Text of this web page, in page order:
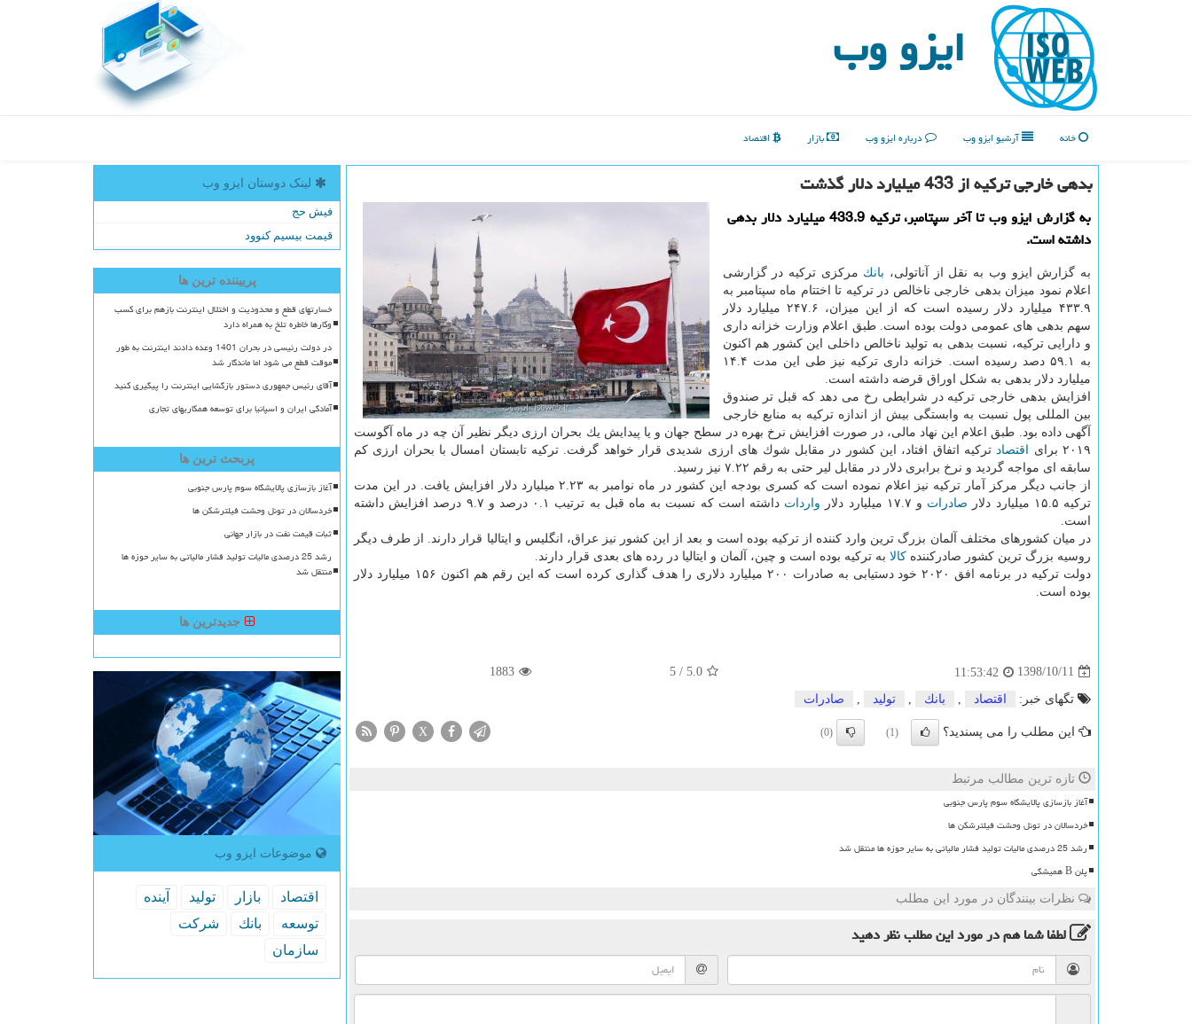
ایزو وب
خانه آرشیو ایزو وب درباره ایزو وب بازار اقتصاد
بدهی خارجی تركیه از 433 میلیارد دلار گذشت
به گزارش ایزو وب تا آخر سپتامبر، تركیه 433.9 میلیارد دلار بدهی
داشته است.
به گزارش ایزو وب به نقل از آناتولی، بانك مركزی تركیه در گزارشی
اعلام نمود میزان بدهی خارجی ناخالص در تركیه تا اختتام ماه سپتامبر به
۴۳۳.۹ میلیارد دلار رسیده است كه از این میزان، ۲۴۷.۶ میلیارد دلار
سهم بدهی های عمومی دولت بوده است. طبق اعلام وزارت خزانه داری
و دارایی تركیه، نسبت بدهی به تولید ناخالص داخلی این كشور هم اكنون
به ۵۹.۱ دصد رسیده است. خزانه داری تركیه نیز طی این مدت ۱۴.۴
میلیارد دلار بدهی به شكل اوراق قرضه داشته است.
افزایش بدهی خارجی تركیه در شرایطی رخ می دهد كه قبل تر صندوق
بین المللی پول نسبت به وابستگی بیش از اندازه تركیه به منابع خارجی
آگهی داده بود. طبق اعلام این نهاد مالی، در صورت افزایش نرخ بهره در سطح جهان و یا پیدایش یك بحران ارزی دیگر نظیر آن چه در ماه آگوست
۲۰۱۹ برای
اقتصادتركیه اتفاق افتاد، این كشور در مقابل شوك های ارزی شدیدی قرار خواهد گرفت. تركیه تابستان امسال با بحران ارزی كم
سابقه ای مواجه گردید و نرخ برابری دلار در مقابل لیر حتی به رقم ۷.۲۲ نیز رسید.
از جانب دیگر مركز آمار تركیه نیز اعلام نموده است كه كسری بودجه این كشور در ماه نوامبر به ۲.۲۳ میلیارد دلار افزایش یافت. در این مدت
تركیه ۱۵.۵ میلیارد دلار
صادرات و ۱۷.۷ میلیارد دلار واردات
داشته است كه نسبت به ماه قبل به ترتیب ۰.۱ درصد و ۹.۷ درصد افزایش داشته
است.
در میان كشورهای مختلف آلمان بزرگ ترین وارد كننده از تركیه بوده است و بعد از این كشور نیز عراق، انگلیس و ایتالیا قرار دارند. از طرف دیگر
روسیه بزرگ ترین كشور صادركننده كالا به تركیه بوده است و چین، آلمان و ایتالیا در رده های بعدی قرار دارند.
دولت تركیه در برنامه افق ۲۰۲۰ خود دستیابی به صادرات ۲۰۰ میلیارد دلاری را هدف گذاری كرده است كه این رقم هم اكنون ۱۵۶ میلیارد دلار
بوده است.
1398/10/11
11:53:42
5.0
/
5
1883
تگهای خبر: اقتصاد بانك تولید صادرات
این مطلب را می پسندید؟ (1)
(0)
X
تازه ترین مطالب مرتبط
آغاز بازسازی پالایشگاه سوم پارس جنوبی
خردسالان در تونل وحشت فیلترشکن ها
رشد 25 درصدی مالیات تولید فشار مالیاتی به سایر حوزه ها منتقل شد
پلن B همیشگی
نظرات بینندگان در مورد این مطلب
لطفا شما همدر مورد این مطلبنظر دهید
لینک دوستان ایزو وب
فیش حج
قیمت بیسیم کنوود
پربیننده ترین ها
خسارتهای قطع و محدودیت و اختلال اینترنت بازهم برای کسب
وکارها خاطره تلخ به همراه دارد
در دولت رئیسی در بحران 1401 وعده دادند اینترنت به طور
موقت قطع می شود اما ماندگار شد
آقای رئیس جمهوری دستور بازگشایی اینترنت را پیگیری کنید
آمادگی ایران و اسپانیا برای توسعه همکاریهای تجاری
پربحث ترین ها
آغاز بازسازی پالایشگاه سوم پارس جنوبی
خردسالان در تونل وحشت فیلترشکن ها
ثبات قیمت نفت در بازار جهانی
رشد 25 درصدی مالیات تولید فشار مالیاتی به سایر حوزه ها
منتقل شد
جدیدترین ها
موضوعات ایزو وب
اقتصاد بازار تولید
آینده
توسعه
بانك
شركت
سازمان